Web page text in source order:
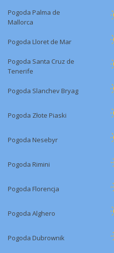
Pogoda Palma de
Mallorca
Pogoda Lloret de Mar
Pogoda Santa Cruz de
Tenerife
Pogoda Slanchev Bryag
Pogoda Złote Piaski
Pogoda Nesebyr
Pogoda Rimini
Pogoda Florencja
Pogoda Alghero
Pogoda Dubrownik